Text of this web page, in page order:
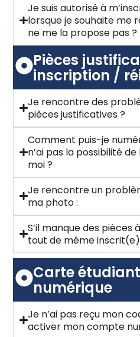
Je suis autorisé à
lorsque je souhaite me
ne me la propose pas ?
Pièces
inscription /
Je rencontre des
pièces justificatives ?
Comment puis-je
n’ai pas la possibilité
moi ?
Je rencontre un
ma photo :
S’il manque des pièces
tout de même
Carte
numérique
Je n’ai pas reçu mon
activer mon compte